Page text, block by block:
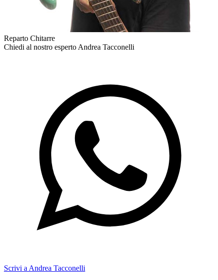
Reparto Chitarre
Chiedi al nostro espertoAndrea Tacconelli
Scrivi a Andrea Tacconelli